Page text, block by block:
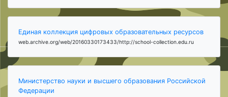
Единая коллекция цифровых образовательных ресурсов
web.archive.org/web/20160330173433/http://school-collection.edu.ru
Министерство науки и высшего образования Российской
Федерации